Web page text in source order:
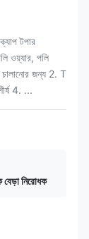
টপার
ওয়্যার, পলি
চালানোর জন্য 2. T
4. ...
নিরোধক